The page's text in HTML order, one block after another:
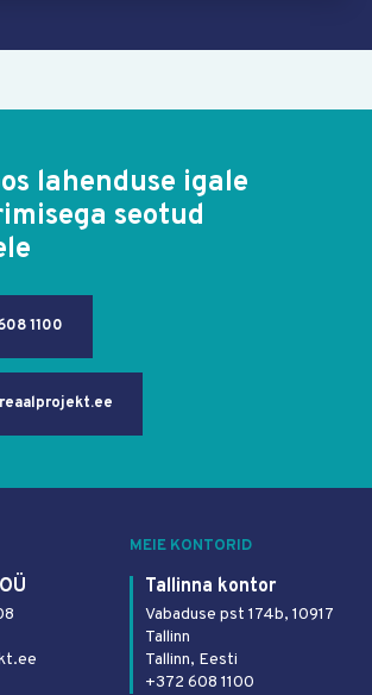
lahenduse igale
seotud
1100
MEIE KONTORID
Tallinna kontor
Vabaduse pst 174b, 10917
Tallinn
Tallinn, Eesti
+372 608 1100